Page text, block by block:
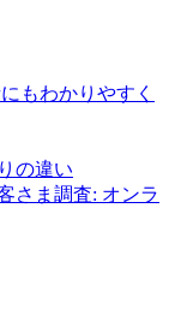
もわかりやすく
の違い
さま調査: オンラ